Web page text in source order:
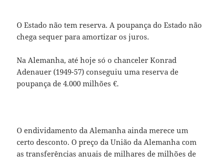
O Estado não tem reserva. A poupança do Estado não
chega sequer para amortizar os juros.
Na Alemanha, até hoje só o chanceler Konrad
Adenauer (1949-57) conseguiu uma reserva de
poupança de 4.000 milhões €.
O endividamento da Alemanha ainda merece um
certo desconto. O preço da União da Alemanha com
as transferências anuais de milhares de milhões de